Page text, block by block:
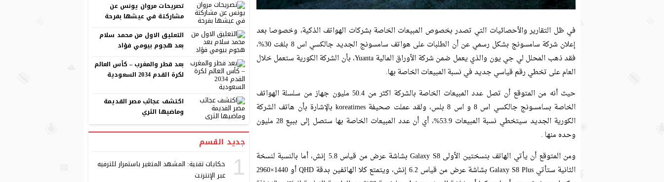
في ظل التقارير والأحصائيات التي تصدر بخصوص المبيعات الخاصة بشركات الهواتف الذكية، وخصوصا بعد
إعلان شركة سامسونج بشكل رسمي عن أن الطلبات على هواتف سامسونج الجديد جالكسي اس 8 بلغت 30%،
فقد ذهب المحلل لي جي يون والذي يعمل ضمن شركة الأوراق المالية Yuanta، بأن الشركة الكورية ستعمل خلال
العام على تخطي رقم قياسي جديد في نسبة المبيعات الخاصة بها.
حيث أنه من المتوقع أن تصل عدد المبيعات الخاصة بالشركة اكثر من 50.4 مليون جهاز من سلسلة الهواتف
الخاصة بسامسونج جالكسي اس 8 و اس 8 بلس، ولقد عملت صحيفة koreatimes بالإشارة بأن هاتف الشركة
الكورية الجديد سيتخطي نسبة المبيعات 53.9%، أي أن عدد المبيعات الخاصة بها ستصل إلى ببيع 28 مليون
وحده منها .
ومن المتوقع أن يأتي الهاتف بنسختين الأولى Galaxy S8 بشاشة عرض من قياس 5.8 إنش، أما بالنسبة لنسخة
الثانية ستأتي Galaxy S8 Plus بشاشة عرض من قياس 6.2 إنش، ويتمتع كلا الهاتفين بدقة QHD أو 1440×2960
تصريحات مروان يونس عن
مشاركتة في عيشها بفرحة
التعليق الاول من محمد سلام
بعد هجوم بيومي فؤاد
بعد قطر والمغرب – كأس العالم
لكرة القدم 2034 السعودية
اكتشف عجائب مصر القديمة
وماضيها الثري
جديد القسم
1
حكايات تقنية: المشهد المتغير باستمرار للترفيه
عبر الإنترنت